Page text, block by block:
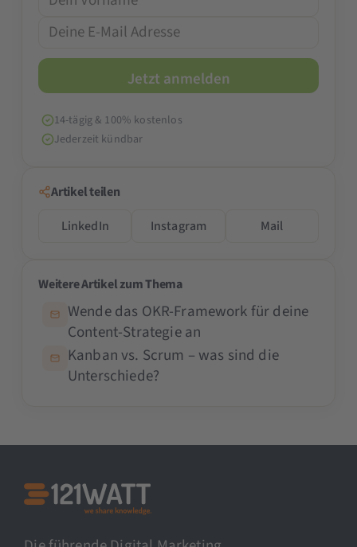
14-tägig & 100% kostenlos
Jederzeit kündbar
Artikel teilen
LinkedIn
Instagram Mail
Weitere Artikel zum Thema
Wende das OKR-Framework für deine
Content-Strategie an
Kanban vs. Scrum – was sind die
Unterschiede?